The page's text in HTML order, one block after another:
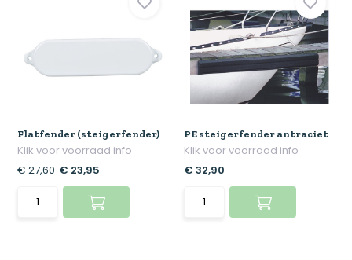
Flatfender (steigerfender)
Klik voor voorraad info
€ 27,60 € 23,95
PE steigerfender antraciet
Klik voor voorraad info
€ 32,90